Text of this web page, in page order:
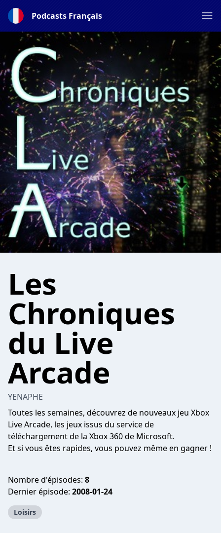
Podcasts Français
Les
Chroniques
du Live
Arcade
YENAPHE
Toutes les semaines, découvrez de nouveaux jeu Xbox
Live Arcade, les jeux issus du service de
téléchargement de la Xbox 360 de Microsoft.
Et si vous êtes rapides, vous pouvez même en gagner !
Nombre d'épisodes: 8
Dernier épisode: 2008-01-24
Loisirs